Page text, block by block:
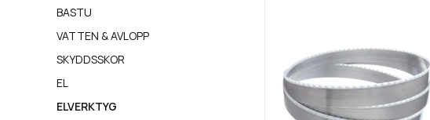
BASTU
VATTEN & AVLOPP
SKYDDSSKOR
EL
ELVERKTYG